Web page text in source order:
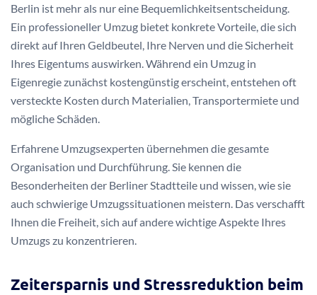
Berlin ist mehr als nur eine Bequemlichkeitsentscheidung.
Ein professioneller Umzug bietet konkrete Vorteile, die sich
direkt auf Ihren Geldbeutel, Ihre Nerven und die Sicherheit
Ihres Eigentums auswirken. Während ein Umzug in
Eigenregie zunächst kostengünstig erscheint, entstehen oft
versteckte Kosten durch Materialien, Transportermiete und
mögliche Schäden.
Erfahrene Umzugsexperten übernehmen die gesamte
Organisation und Durchführung. Sie kennen die
Besonderheiten der Berliner Stadtteile und wissen, wie sie
auch schwierige Umzugssituationen meistern. Das verschafft
Ihnen die Freiheit, sich auf andere wichtige Aspekte Ihres
Umzugs zu konzentrieren.
Zeitersparnis und Stressreduktion beim